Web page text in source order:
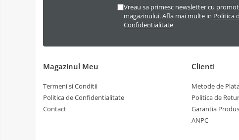
Vreau sa primesc newsletter cu
magazinului. Afla mai multe in Politica
Confidentialitate
Magazinul Meu
Termeni si Conditii
Politica de Confidentialitate
Contact
Clienti
Metode de
Politica de Retur
Garantia
ANPC